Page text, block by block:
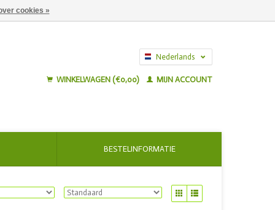
Nederlands
WINKELWAGEN (€0,00)
MIJN ACCOUNT
BESTELINFORMATIE
cookies »